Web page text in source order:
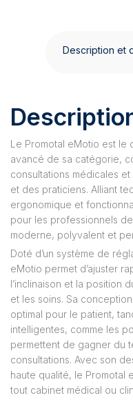
Description et
Le Promotal eMotio est le
avancé de sa catégorie,
consultations médicales
et des praticiens. Alliant
ergonomique et
pour les professionnels
moderne, polyvalent et
Doté d’un système de
eMotio permet d’ajuster
l’inclinaison et la position
et les soins. Sa
optimal pour le patient,
intelligentes, comme les
permettent de gagner du
consultations. Avec son
haute qualité, le Promotal
tout cabinet médical ou